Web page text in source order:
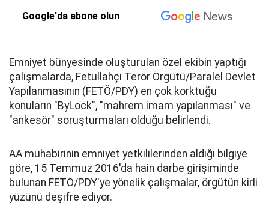
Google'da abone olun
Emniyet bünyesinde oluşturulan özel ekibin yaptığı
çalışmalarda, Fetullahçı Terör Örgütü/Paralel Devlet
Yapılanmasının (FETÖ/PDY) en çok korktuğu
konuların "ByLock", "mahrem imam yapılanması" ve
"ankesör" soruşturmaları olduğu belirlendi.
AA muhabirinin emniyet yetkililerinden aldığı bilgiye
göre, 15 Temmuz 2016'da hain darbe girişiminde
bulunan FETÖ/PDY'ye yönelik çalışmalar, örgütün kirli
yüzünü deşifre ediyor.